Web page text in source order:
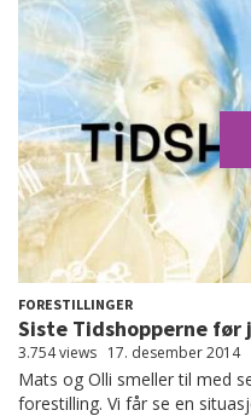
FORESTILLINGER
Siste Tidshopperne før
3.754 views 17. desember 2014
Mats og Olli smeller til med
forestilling. Vi får se en